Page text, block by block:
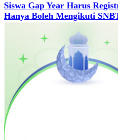
Siswa Gap Year Harus
Hanya Boleh Mengikuti